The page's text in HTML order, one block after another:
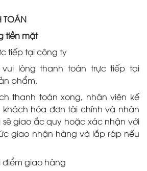
TOÁN
tiền mặt
tiếp tại công ty
lòng thanh toán trực tiếp tại
phẩm.
thanh toán xong, nhân viên kế
khách hóa đơn tài chính và nhân
giao ắc quy hoặc xác nhận với
giao nhận hàng và lắp ráp nếu
điểm giao hàng